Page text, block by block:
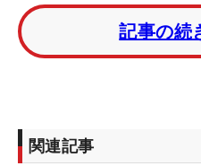
の感動を覚えました（笑
コースに入り、メディア
を発見。なぜ、すぐわか
一見プレスルームとわか
記事の続
関連記事